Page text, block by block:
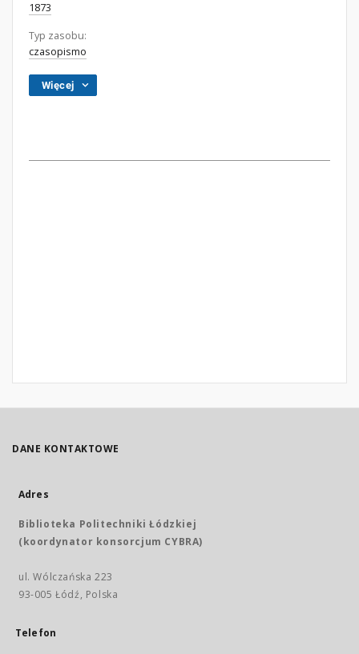
1873
Typ zasobu:
czasopismo
Więcej
DANE KONTAKTOWE
Adres
Biblioteka Politechniki Łódzkiej
(koordynator konsorcjum CYBRA)
ul. Wólczańska 223
93-005 Łódź, Polska
Telefon